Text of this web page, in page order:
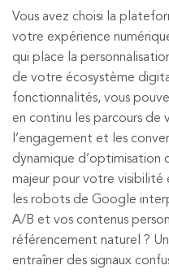
Vous avez choisi la
votre expérience
qui place la
de votre écosystème
fonctionnalités, vous
en continu les parcours de
l’engagement et les
dynamique d’optimisation
majeur pour votre visibilité
les robots de Google
A/B et vos contenus
référencement naturel ?
entraîner des signaux